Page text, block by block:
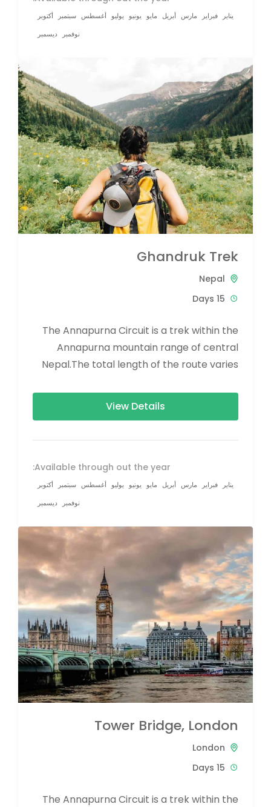
يناير فبراير مارس أبريل مايو يونيو يوليو أغسطس سبتمبر
أكتوبر
نوفمبر
ديسمبر
Ghandruk Trek
Nepal
15 Days
The Annapurna Circuit is a trek within the
Annapurna mountain range of central
Nepal.The total length of the route varies
View Details
Available through out the year:
يناير فبراير مارس أبريل مايو يونيو يوليو أغسطس سبتمبر
أكتوبر
نوفمبر
ديسمبر
Tower Bridge, London
London
15 Days
The Annapurna Circuit is a trek within the